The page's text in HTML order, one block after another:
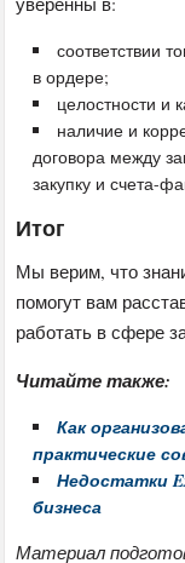
соответствии
в ордере;
целостности и
наличие и
договора между
закупку и счета-
Итог
Мы верим, что
помогут вам
работать в сфере
Читайте также:
Как
практические
Недостатки
бизнеса
Материал